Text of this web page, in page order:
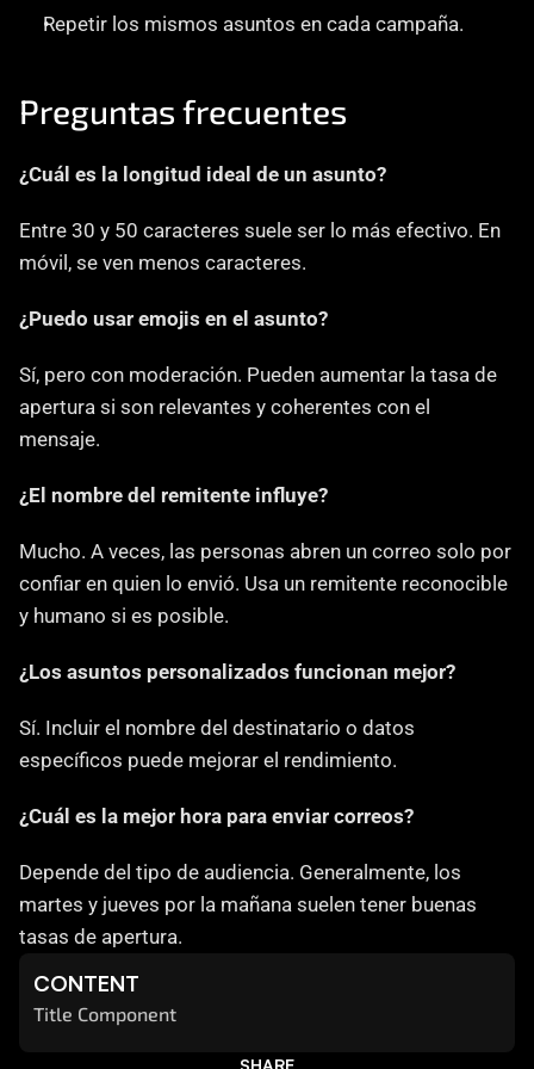
Repetir los mismos asuntos en cada campaña.
Preguntas frecuentes
¿Cuál es la longitud ideal de un asunto?
Entre 30 y 50 caracteres suele ser lo más efectivo. En
móvil, se ven menos caracteres.
¿Puedo usar emojis en el asunto?
Sí, pero con moderación. Pueden aumentar la tasa de
apertura si son relevantes y coherentes con el
mensaje.
¿El nombre del remitente influye?
Mucho. A veces, las personas abren un correo solo por
confiar en quien lo envió. Usa un remitente reconocible
y humano si es posible.
¿Los asuntos personalizados funcionan mejor?
Sí. Incluir el nombre del destinatario o datos
específicos puede mejorar el rendimiento.
¿Cuál es la mejor hora para enviar correos?
Depende del tipo de audiencia. Generalmente, los
martes y jueves por la mañana suelen tener buenas
tasas de apertura.
CONTENT
Title Component
SHARE